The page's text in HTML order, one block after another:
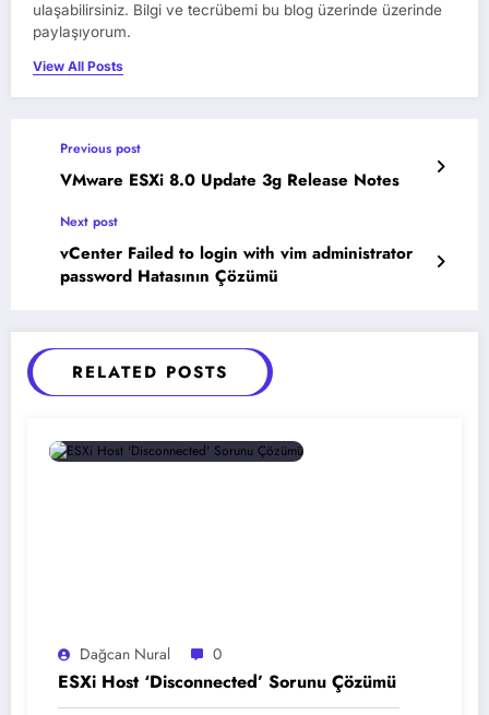
ulaşabilirsiniz. Bilgi ve tecrübemi bu blog üzerinde üzerinde
paylaşıyorum.
View All Posts
Previous post
VMware ESXi 8.0 Update 3g Release Notes
Next post
vCenter Failed to login with vim administrator
password Hatasının Çözümü
RELATED POSTS
Dağcan Nural 0
ESXi Host ‘Disconnected’ Sorunu Çözümü